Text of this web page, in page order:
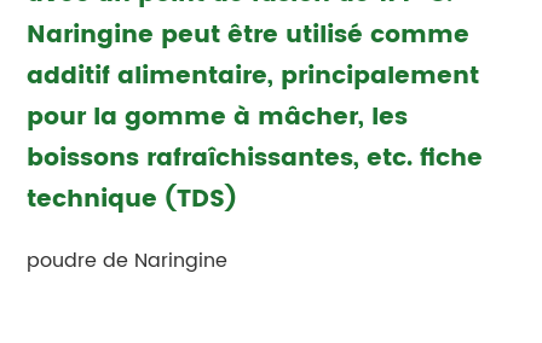
Naringine peut être utilisé comme
additif alimentaire, principalement
pour la gomme à mâcher, les
boissons rafraîchissantes, etc. fiche
technique (TDS)
poudre de Naringine